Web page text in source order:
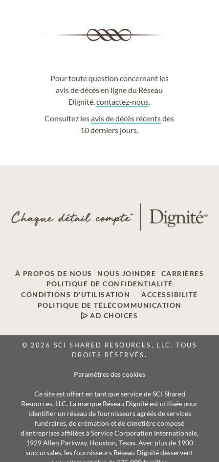
Pour toute question concernant les
avis de décès en ligne du Réseau
Dignité,contactez-nous
Consultez lesavis de décès récentsdes
10 derniers jours.
À PROPOS DE NOUS NOUS JOINDRE
CARRIÈRES
POLITIQUE DE CONFIDENTIALITÉ
CONDITIONS D'UTILISATION
ACCESSIBILITÉ
POLITIQUE DE TÉLÉCOMMUNICATION
AD CHOICES
© 2026 SCI SHARED RESOURCES, LLC. TOUS
DROITS RÉSERVÉS.
Paramètres des cookies
Ce site est offert en tant que service de SCI Shared
Resources, LLC. La marque Réseau Dignité est utilisée pour
identifier un réseau de fournisseurs agréés de services
funéraires, de crémation et de cimetière composé
d’entreprises affiliées à Service Corporation Internationale,
1929 Allen Parkway, Houston, Texas. Avec plus de 1900
succursales, les fournisseurs Réseau Dignité desservent